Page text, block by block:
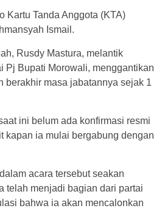
Kartu Tanda Anggota (KTA)
Ismail.
Rusdy Mastura, melantik
Pj Bupati Morowali, menggantikan
berakhir masa jabatannya sejak 1
ini belum ada konfirmasi resmi
kapan ia mulai bergabung dengan
acara tersebut seakan
telah menjadi bagian dari partai
bahwa ia akan mencalonkan